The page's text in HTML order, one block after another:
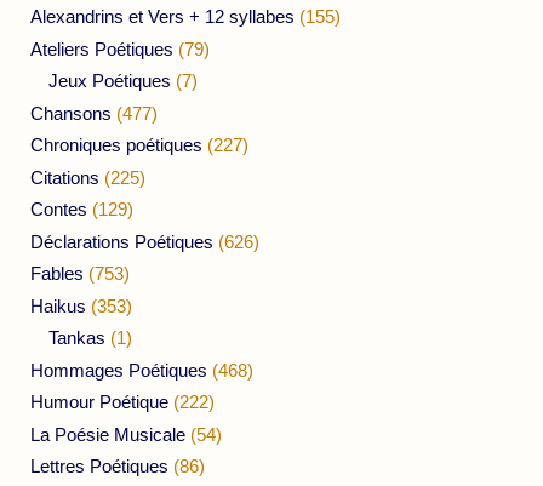
Alexandrins et Vers + 12 syllabes (155)
Ateliers Poétiques (79)
Jeux Poétiques (7)
Chansons (477)
Chroniques poétiques (227)
Citations (225)
Contes (129)
Déclarations Poétiques (626)
Fables (753)
Haikus (353)
Tankas (1)
Hommages Poétiques (468)
Humour Poétique (222)
La Poésie Musicale (54)
Lettres Poétiques (86)